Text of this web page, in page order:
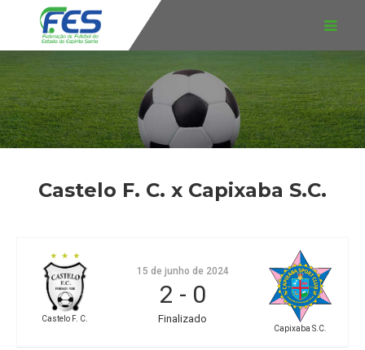
Castelo F. C. x Capixaba S.C.
Castelo F. C.
Capixaba S.C.
15 de junho de 2024
2 - 0
Finalizado